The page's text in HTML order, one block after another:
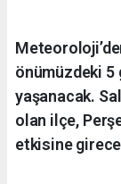
önümüzdeki 5
yaşanacak.
olan ilçe,
etkisine